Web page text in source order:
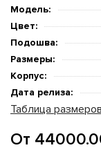
Модель:
Цвет:
Подошва:
Размеры:
Корпус:
Дата релиза:
Таблица размеров
От